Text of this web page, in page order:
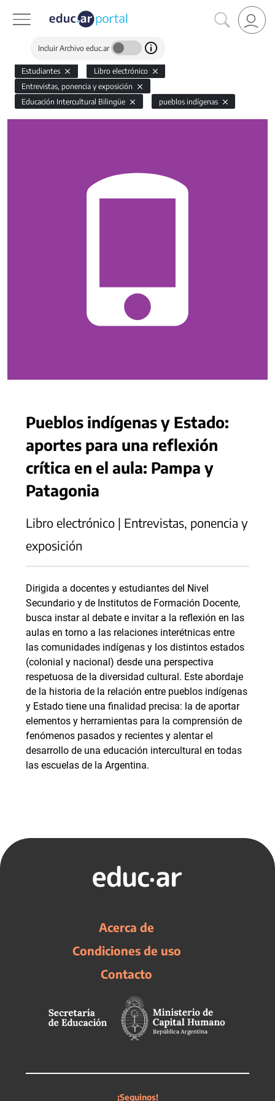
Incluir Archivo educ.ar
Estudiantes
Libro electrónico
Entrevistas, ponencia y exposición
Educación Intercultural Bilingüe
pueblos indígenas
Pueblos indígenas y Estado:
aportes para una reflexión
crítica en el aula: Pampa y
Patagonia
Libro electrónico | Entrevistas, ponencia y
exposición
Dirigida a docentes y estudiantes del Nivel
Secundario y de Institutos de Formación Docente,
busca instar al debate e invitar a la reflexión en las
aulas en torno a las relaciones interétnicas entre
las comunidades indígenas y los distintos estados
(colonial y nacional) desde una perspectiva
respetuosa de la diversidad cultural. Este abordaje
de la historia de la relación entre pueblos indígenas
y Estado tiene una finalidad precisa: la de aportar
elementos y herramientas para la comprensión de
fenómenos pasados y recientes y alentar el
desarrollo de una educación intercultural en todas
las escuelas de la Argentina.
Acerca de
Condiciones de uso
Contacto
¡Seguinos!